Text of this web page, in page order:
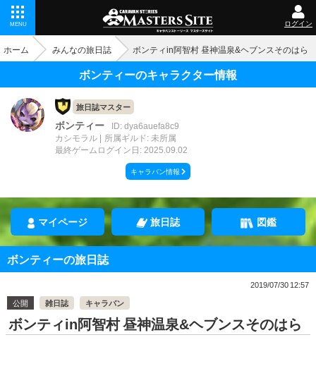
MENU ログイン
ホーム みんなの旅日誌 ボンティin阿智村 昼神温泉&ヘブンスそのはら
ボンティーのキャラクター情報
旅日誌マスター
ボンティー
ID: dya6auefa8c9
カシモラル
所属ギルド: 未所属
最終ゲームログイン日: 2025.09.02
キャラバン情報
マイページ 旅日誌 図鑑
ボンティーの旅日誌
2019/07/30 12:57
公開
雑日誌 キャラバン
ボンティin阿智村 昼神温泉&ヘブンスそのはら